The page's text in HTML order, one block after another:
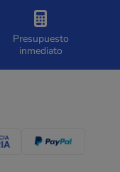
Presupuesto
inmediato